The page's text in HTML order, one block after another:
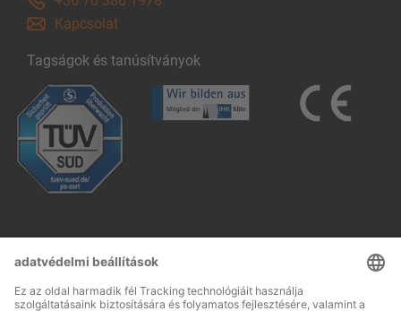
Kapcsolat
Tagságok és tanúsítványok